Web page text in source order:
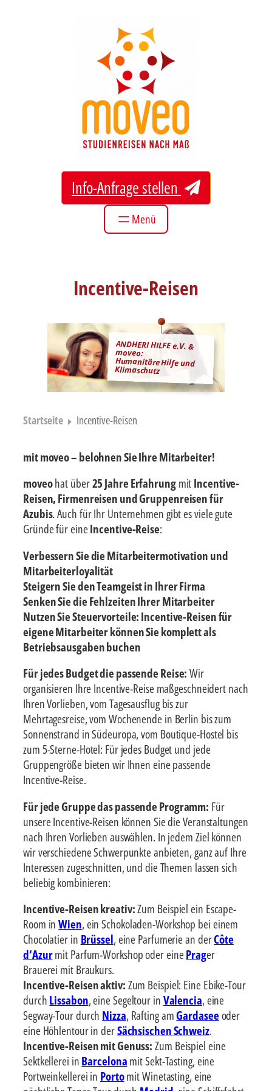
Info-Anfrage stellen
Incentive-Reisen
ANDHERI HILFE e.V. &
moveo:
Humanitäre Hilfe und
Klimaschutz
Startseite Incentive-Reisen
mit moveo – belohnen Sie Ihre Mitarbeiter!
moveohat über25 Jahre Erfahrungmit Incentive-
Reisen, Firmenreisen und Gruppenreisen für
Azubis. Auch für Ihr Unternehmen gibt es viele gute
Gründe für eine Incentive-Reise:
Verbessern Sie die Mitarbeitermotivation und
Mitarbeiterloyalität
Steigern Sie den Teamgeist in Ihrer Firma
Senken Sie die Fehlzeiten Ihrer Mitarbeiter
Nutzen Sie Steuervorteile: Incentive-Reisen für
eigene Mitarbeiter können Sie komplett als
Betriebsausgaben buchen
Für jedes Budget die passende Reise: Wir
organisieren Ihre Incentive-Reise maßgeschneidert nach
Ihren Vorlieben, vom Tagesausflug bis zur
Mehrtagesreise, vom Wochenende in Berlin bis zum
Sonnenstrand in Südeuropa, vom Boutique-Hostel bis
zum 5-Sterne-Hotel: Für jedes Budget und jede
Gruppengröße bieten wir Ihnen eine passende
Incentive-Reise.
Für jede Gruppe das passende Programm: Für
unsere Incentive-Reisen können Sie die Veranstaltungen
nach Ihren Vorlieben auswählen. In jedem Ziel können
wir verschiedene Schwerpunkte anbieten, ganz auf Ihre
Interessen zugeschnitten, und die Themen lassen sich
beliebig kombinieren:
Incentive-Reisen kreativ:Zum Beispiel ein Escape-
Room inWien, ein Schokoladen-Workshop bei einem
Chocolatier in Brüssel, eine Parfumerie an derCôte
d‘Azurmit Parfum-Workshop oder eine Prager
Brauerei mit Braukurs.
Incentive-Reisen aktiv: Zum Beispiel: Eine Ebike-Tour
durch Lissabon, eine Segeltour in Valencia, eine
Segway-Tour durch Nizza, Rafting amGardasee oder
eine Höhlentour in derSächsischen Schweiz.
Incentive-Reisen mit Genuss: Zum Beispiel eine
Sektkellerei in Barcelona mit Sekt-Tasting, eine
Portweinkellerei in Portomit Winetasting, eine